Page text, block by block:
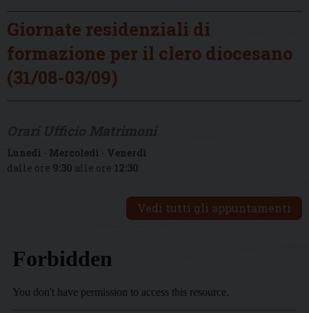
Giornate residenziali di
formazione per il clero diocesano
(31/08-03/09)
Lunedì - Mercoledì - Venerdì
dalle ore 9:30 alle ore 12:30
Vedi tutti gli appuntamenti